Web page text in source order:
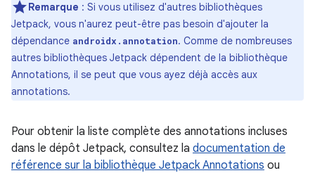
Remarque : Si vous utilisez d'autres bibliothèques
Jetpack, vous n'aurez peut-être pas besoin d'ajouter la
dépendance androidx.annotation. Comme de nombreuses
autres bibliothèques Jetpack dépendent de la bibliothèque
Annotations, il se peut que vous ayez déjà accès aux
annotations.
Pour obtenir la liste complète des annotations incluses
dans le dépôt Jetpack, consultez la documentation de
référence sur la bibliothèque Jetpack Annotations ou